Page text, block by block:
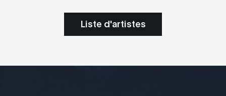
Liste d'artistes